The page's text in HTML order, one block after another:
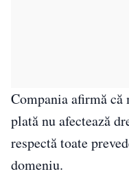
Compania afirmă
plată nu afectează
respectă toate
domeniu.